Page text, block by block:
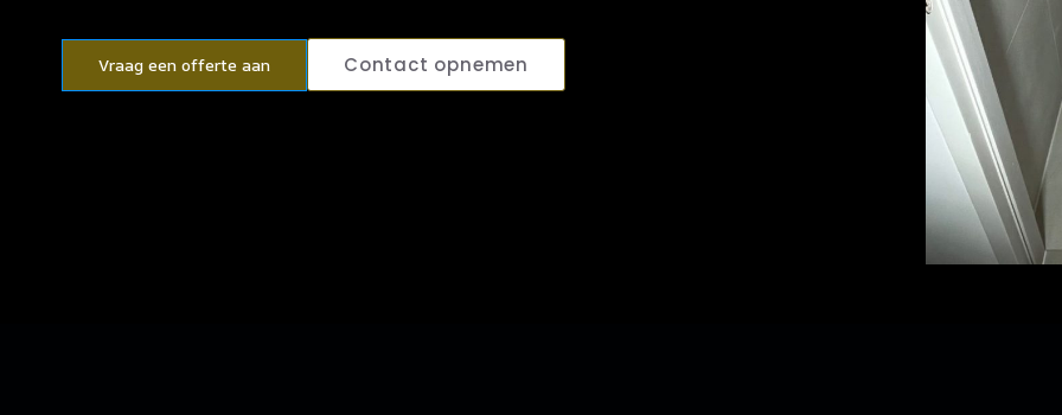
Vraag een offerte aan Contact opnemen